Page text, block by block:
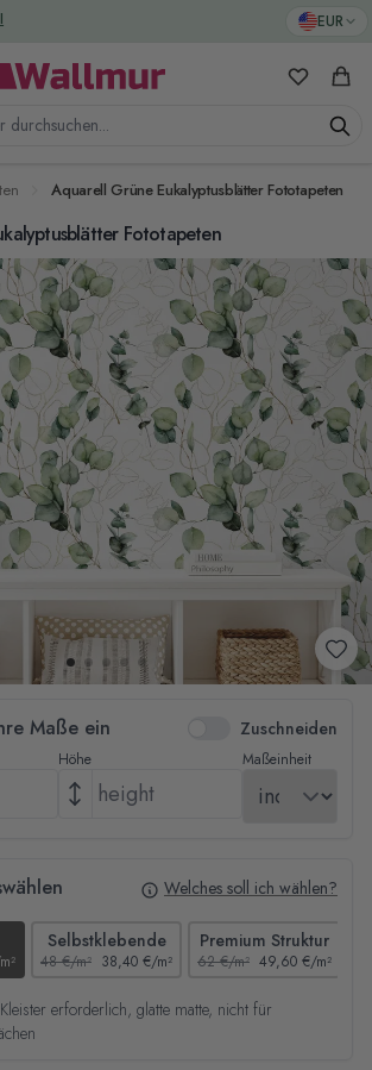
EUR
durchsuchen...
Meine
Aquarell Grüne Eukalyptusblätter Fototapeten
Fototapeten
Maße ein Zuschneiden
Höhe Maßeinheit
Welches soll ich wählen?
Selbstklebende
48 €/m² 38,40 €/m²
Premium Struktur
62 €/m² 49,60 €/m²
Kleister erforderlich, glatte matte, nicht für